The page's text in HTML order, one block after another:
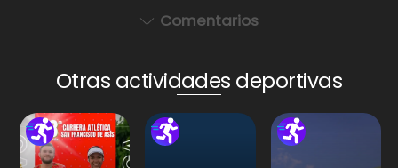
a
A
p
p
c
b
o
er
st
e
a
m
Comentarios
Otras actividades deportivas